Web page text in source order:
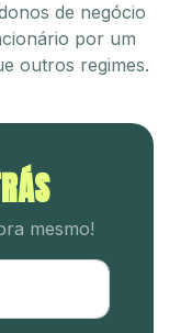
de negócio
por um
outros regimes.
mesmo!